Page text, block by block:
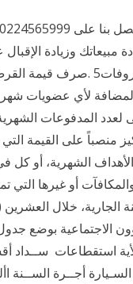
منصباً على القيمة
الشهرية، أو كل
أو غيرها التي
الاجتماعية بوضع
استقطاعات ســداد